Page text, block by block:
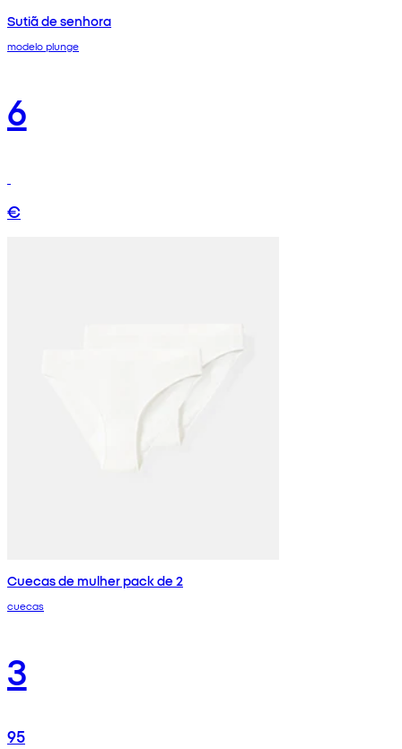
Sutiã de senhora
modelo plunge
6
€
Cuecas de mulher pack de 2
cuecas
3
95